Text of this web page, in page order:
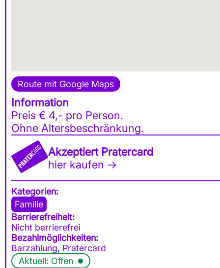
Route mit Google Maps
Information
Preis € 4,- pro Person.
Ohne Altersbeschränkung.
Akzeptiert Pratercard
hier kaufen →
Kategorien:
Familie
Barrierefreiheit:
Nicht barrierefrei
Bezahlmöglichkeiten:
Barzahlung, Pratercard
Aktuell: Offen